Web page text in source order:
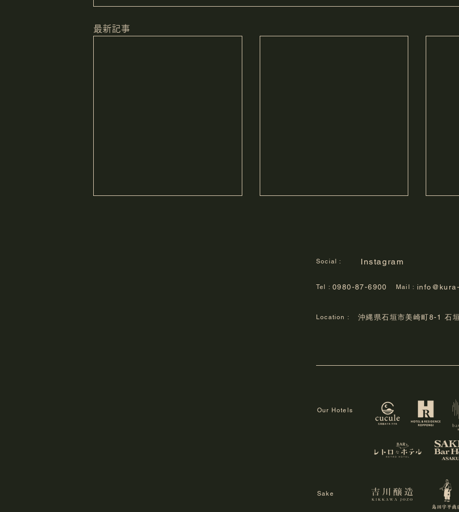
最新記事
7月の営業日カレンダー 6月
Social : Instagram
Tel :0980-87-6900 Mail :
沖縄県石垣市美崎町8-1 石
Location :
Our Hotels
Sake